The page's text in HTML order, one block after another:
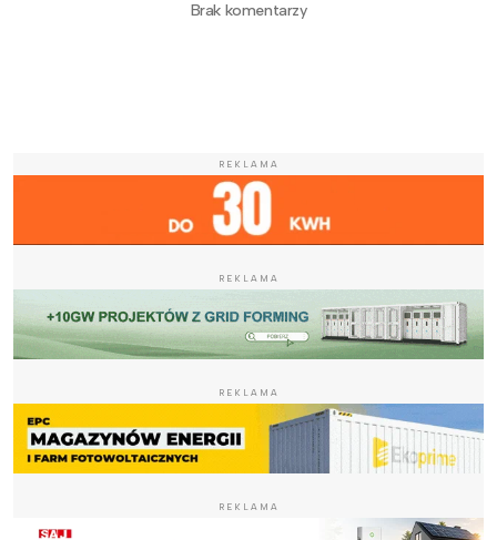
Brak komentarzy
REKLAMA
REKLAMA
REKLAMA
REKLAMA